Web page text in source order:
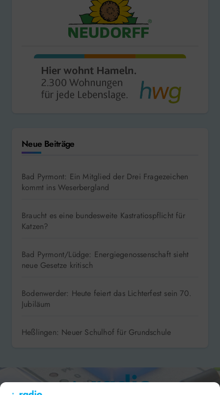
Neue Beiträge
Bad Pyrmont: Ein Mitglied der Drei Fragezeichen
kommt ins Weserbergland
Braucht es eine bundesweite Kastratiospflicht für
Katzen?
Bad Pyrmont/Lüdge: Energiegenossenschaft sieht
neue Gesetze kritisch
Bodenwerder: Heute feiert das Lichterfest sein 70.
Jubiläum
Heßlingen: Neuer Schulhof für Grundschule